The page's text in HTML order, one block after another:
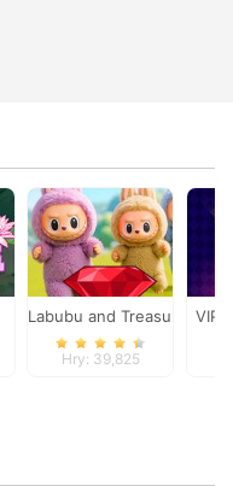
Labubu and Treasures:
Hry: 39,825
VIP